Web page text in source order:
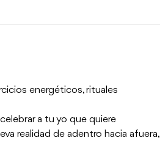
energéticos, rituales
a tu yo que quiere
realidad de adentro hacia afuera,